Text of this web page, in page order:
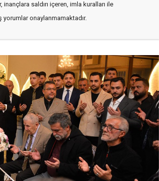
saldırı içeren, imla kuralları ile
yorumlar onaylanmamaktadır.